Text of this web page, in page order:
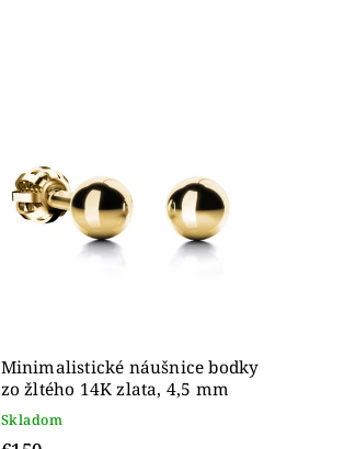
Minimalistické náušnice bodky
zo žltého 14K zlata, 4,5 mm
Skladom